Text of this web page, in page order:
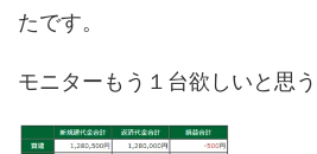
たです。
モニターもう１台欲しいと思う